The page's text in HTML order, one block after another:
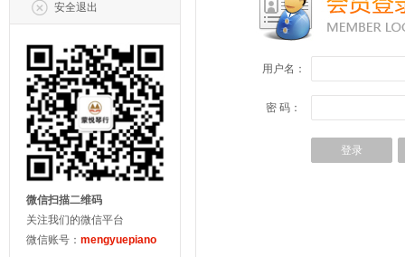
安全退出
微信扫描二维码
关注我们的微信平台
微信账号： mengyuepiano
用户名：
密 码：